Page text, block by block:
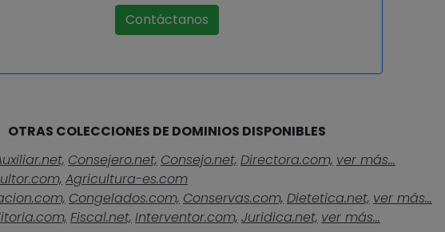
Contáctanos
OTRAS COLECCIONES DE DOMINIOS DISPONIBLES
Consejero.net, Consejo.net, Directora.com, ver más...
Agricultura-es.com
Congelados.com, Conservas.com, Dietetica.net, ver más...
Fiscal.net, Interventor.com, Juridica.net, ver más...